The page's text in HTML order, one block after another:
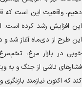
دهیم، واقعیت این است که
این افزایش رشد کرده است.
این طرح از دی‌ماه آغاز شد و
خوبی در بازار مرغ،
فشار‌های ناشی از جنگ و به
کند که اکنون نیازمند